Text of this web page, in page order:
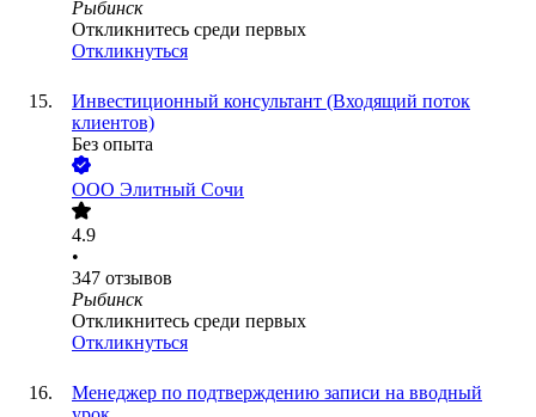
Рыбинск
Откликнитесь среди первых
Откликнуться
Инвестиционный консультант (Входящий поток
клиентов)
Без опыта
ООО Элитный Сочи
4.9
•
347 отзывов
Рыбинск
Откликнитесь среди первых
Откликнуться
Менеджер по подтверждению записи на вводный